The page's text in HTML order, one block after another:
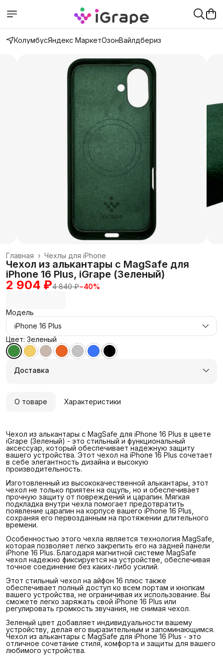
КолумбусЯндекс МаркетОзонВайлдбериз
Чехлы для iPhone
Главная ›
Чехол из алькантары с MagSafe для
iPhone 16 Plus, iGrape (Зеленый)
2 904 ₽4 840 ₽−40%
Модель
iPhone 16 Plus
Цвет: Зеленый
Доставка
О товаре Характеристики
Чехол из алькантары с MagSafe для iPhone 16 Plus в цвете
iGrape (Зеленый) - это стильный и функциональный
аксессуар, который обеспечивает надежную защиту
вашего устройства. Этот чехол на iPhone 16 Plus сочетает
в себе элегантность дизайна и высокую
производительность.
Изготовленный из высококачественной алькантары, этот
чехол не только приятен на ощупь, но и обеспечивает
прочную защиту от повреждений и царапин. Мягкая
подкладка внутри чехла помогает предотвратить
появление царапин на корпусе вашего iPhone 16 Plus,
сохраняя его первозданным на протяжении длительного
времени.
Особенностью этого чехла является технология MagSafe,
которая позволяет легко закрепить его на задней панели
iPhone 16 Plus. Благодаря магнитной системе MagSafe
чехол надежно фиксируется на устройстве, обеспечивая
точное соединение без каких-либо усилий.
Этот стильный чехол на айфон 16 плюс также
обеспечивает полный доступ ко всем портам и кнопкам
вашего устройства, не ограничивая их использование. Вы
сможете легко заряжать свой iPhone 16 Plus или
регулировать громкость звучания, не снимая чехол.
Зеленый цвет добавляет индивидуальности вашему
устройству, делая его выразительным и запоминающимся.
Чехол из алькантары с MagSafe для iPhone 16 Plus - это
отличное сочетание стиля, комфорта и защиты для вашего
любимого устройства.